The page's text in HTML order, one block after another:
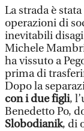
La strada è
operazioni di
inevitabili
Michele
ha vissuto a
prima di
Dopo la
con i due figli,
Benedetto Po,
Slobodianik, di